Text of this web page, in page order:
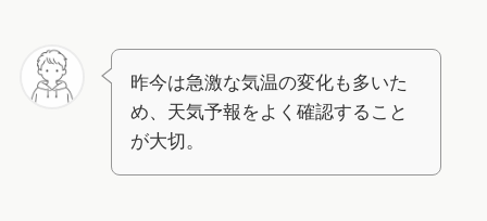
昨今は急激な気温の変化も多いた
め、天気予報をよく確認すること
が大切。